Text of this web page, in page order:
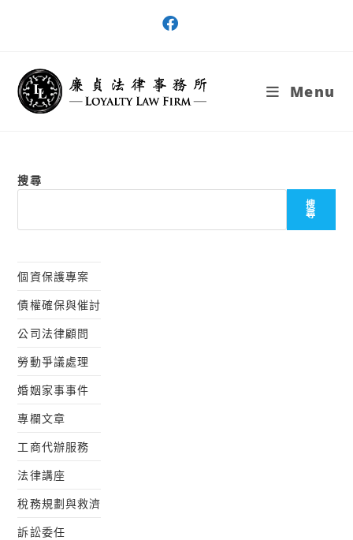
Menu
搜尋
搜
尋
個資保護專案
債權確保與催討
公司法律顧問
勞動爭議處理
婚姻家事事件
專欄文章
工商代辦服務
法律講座
稅務規劃與救濟
訴訟委任